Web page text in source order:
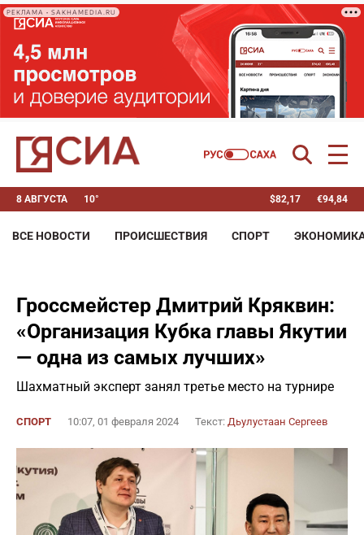
РЕКЛАМА • SAKHAMEDIA.RU
8 АВГУСТА 10° $82,17 €94,84
ВСЕ НОВОСТИ ПРОИСШЕСТВИЯ СПОРТ
Гроссмейстер Дмитрий Кряквин:
«Организация Кубка главы Якутии
— одна из самых лучших»
Шахматный эксперт занял третье место на турнире
СПОРТ 10:07, 01 февраля 2024 Текст: Дьулустаан Сергеев